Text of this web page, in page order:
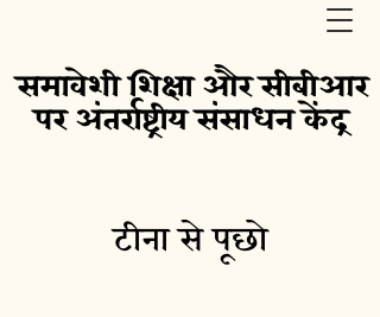
समावेशी शिक्षा और सीबीआर
पर अंतर्राष्ट्रीय संसाधन केंद्र
टीना से पूछो